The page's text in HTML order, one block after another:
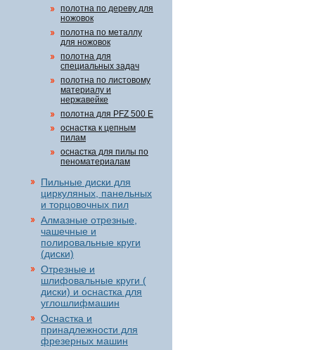
полотна по дереву для
ножовок
полотна по металлу
для ножовок
полотна для
специальных задач
полотна по листовому
материалу и
нержавейке
полотна для PFZ 500 E
оснастка к цепным
пилам
оснастка для пилы по
пеноматериалам
Пильные диски для
циркуляных, панельных
и торцовочных пил
Алмазные отрезные,
чашечные и
полировальные круги
(диски)
Отрезные и
шлифовальные круги (
диски) и оснастка для
углошлифмашин
Оснастка и
принадлежности для
фрезерных машин